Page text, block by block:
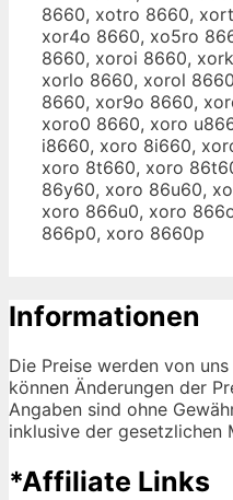
8660, xotro 8660,
xor4o 8660, xo5ro
8660, xoroi 8660,
xorlo 8660, xorol
8660, xor9o 8660,
xoro0 8660, xoro
i8660, xoro 8i660,
xoro 8t660, xoro
86y60, xoro 86u60,
xoro 866u0, xoro
866p0, xoro 8660p
Informationen
Die Preise werden von
können Änderungen der
Angaben sind ohne
inklusive der gesetzlichen
*Affiliate Links